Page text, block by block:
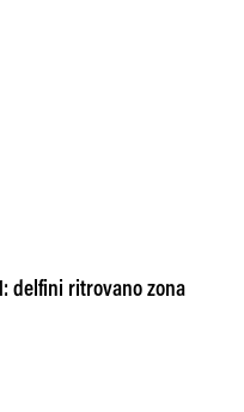
delfini ritrovano zona